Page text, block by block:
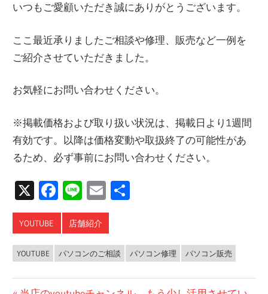
いつもご愛顧いただき誠にありがとうございます。
ここ最近承りましたご相談や修理、販売など一例を
ご紹介させていただきました。
お気軽にお問い合わせください。
※掲載価格および取り扱い状況は、掲載日より1週間
有効です。以降は価格変動や取扱終了の可能性があ
るため、必ず事前にお問い合わせください。
X Facebook
LineEmail
YOUTUBE 店舗紹介
YOUTUBE パソコンのご相談 パソコン修理 パソコン販売